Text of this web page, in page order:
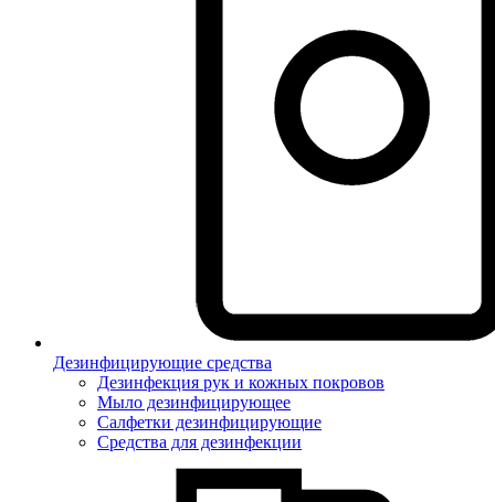
Дезинфицирующие средства
Дезинфекция рук и кожных покровов
Мыло дезинфицирующее
Салфетки дезинфицирующие
Средства для дезинфекции